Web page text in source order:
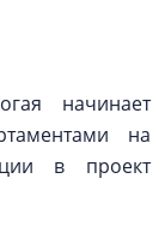
начинает
на
в проект